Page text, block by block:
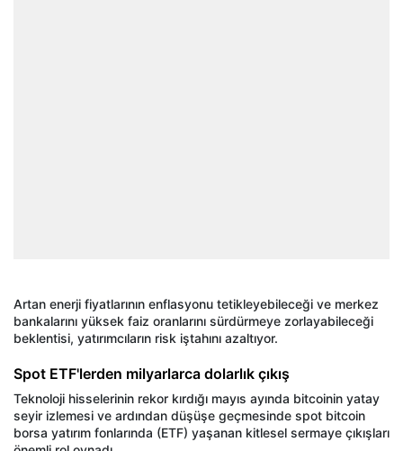
Artan enerji fiyatlarının enflasyonu tetikleyebileceği ve merkez
bankalarını yüksek faiz oranlarını sürdürmeye zorlayabileceği
beklentisi, yatırımcıların risk iştahını azaltıyor.
Spot ETF'lerden milyarlarca dolarlık çıkış
Teknoloji hisselerinin rekor kırdığı mayıs ayında bitcoinin yatay
seyir izlemesi ve ardından düşüşe geçmesinde spot bitcoin
borsa yatırım fonlarında (ETF) yaşanan kitlesel sermaye çıkışları